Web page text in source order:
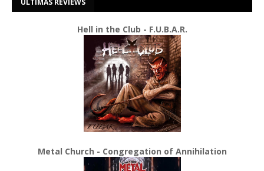
ÚLTIMAS REVIEWS
Hell in the Club - F.U.B.A.R.
Metal Church - Congregation of Annihilation